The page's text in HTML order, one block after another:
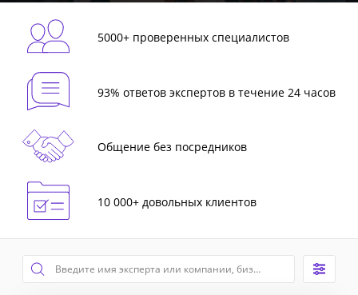
5000+ проверенных специалистов
93% ответов экспертов в течение 24 часов
Общение без посредников
10 000+ довольных клиентов